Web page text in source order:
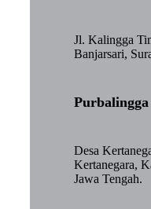
Jl. Kalingga
Banjarsari,
Purbalingga
Desa
Kertanegara,
Jawa Tengah.